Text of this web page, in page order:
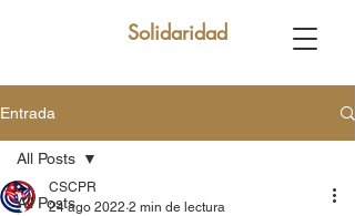
Solidaridad
Entrada
All Posts
All Posts
CSCPR
24 ago 2022 2 min de lectura